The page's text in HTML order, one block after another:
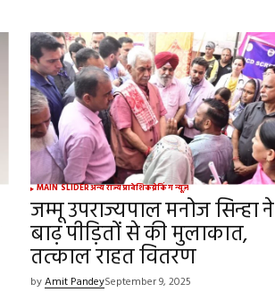
MAIN SLIDERअन्य राज्यप्रादेशिकब्रेकिंग न्यूज़
जम्मू उपराज्यपाल मनोज सिन्हा ने
बाढ़ पीड़ितों से की मुलाकात,
तत्काल राहत वितरण
byAmit PandeySeptember 9, 2025